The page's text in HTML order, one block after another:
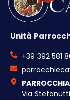
Unità
+39 392 581
Via Stefanutti,